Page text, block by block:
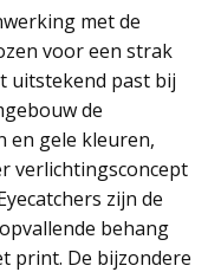
met de
voor een strak
uitstekend past bij
de
en gele kleuren,
verlichtingsconcept
zijn de
behang
print. De bijzondere